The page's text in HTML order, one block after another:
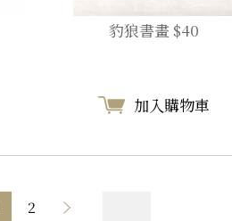
豹狼書畫 $40
加入購物車
2